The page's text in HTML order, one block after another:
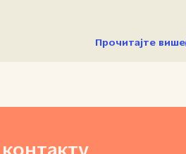
Прочитајте више